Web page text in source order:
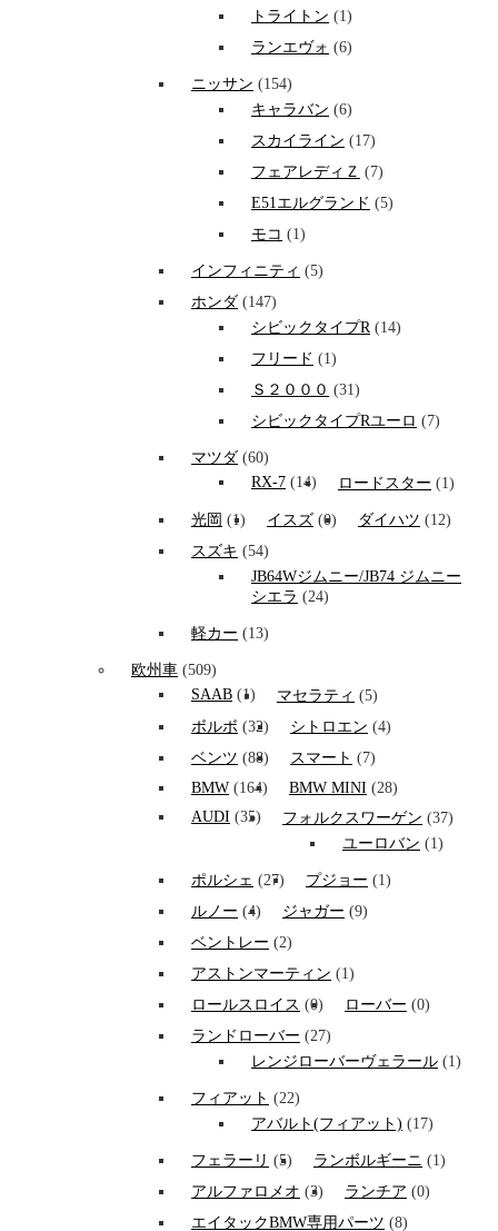
トライトン (1)
ランエヴォ (6)
ニッサン (154)
キャラバン (6)
スカイライン (17)
フェアレディＺ (7)
E51エルグランド (5)
モコ (1)
インフィニティ (5)
ホンダ (147)
シビックタイプR(14)
フリード (1)
Ｓ２０００ (31)
シビックタイプRユーロ (7)
マツダ (60)
RX-7 (14) ロードスター (1)
光岡 (1) イスズ (0) ダイハツ (12)
スズキ (54)
JB64Wジムニー/JB74 ジムニー
シエラ (24)
軽カー (13)
欧州車 (509)
SAAB (1) マセラティ (5)
ボルボ (32) シトロエン (4)
ベンツ (88) スマート (7)
BMW (164) BMW MINI (28)
AUDI (35) フォルクスワーゲン (37)
ユーロバン (1)
ポルシェ (27) プジョー (1)
ルノー (4) ジャガー (9)
ベントレー (2)
アストンマーティン (1)
ロールスロイス (0) ローバー (0)
ランドローバー (27)
レンジローバーヴェラール (1)
フィアット (22)
アバルト(フィアット) (17)
フェラーリ (5) ランボルギーニ (1)
アルファロメオ (3) ランチア (0)
エイタックBMW専用パーツ (8)